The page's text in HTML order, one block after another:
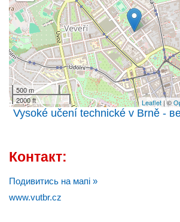
500 m
2000 ft
Leaflet | ©
Vysoké učení technické v Brně -
Контакт:
Подивитись на мапі »
www.vutbr.cz